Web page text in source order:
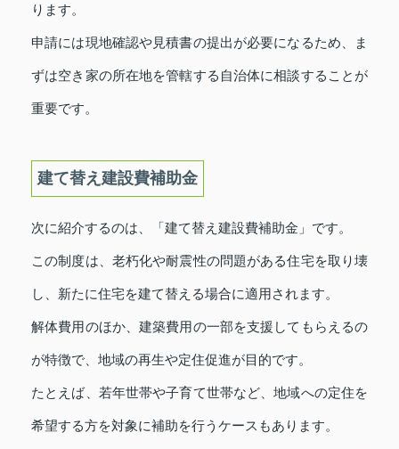
ります。
申請には現地確認や見積書の提出が必要になるため、ま
ずは空き家の所在地を管轄する自治体に相談することが
重要です。
建て替え建設費補助金
次に紹介するのは、「建て替え建設費補助金」です。
この制度は、老朽化や耐震性の問題がある住宅を取り壊
し、新たに住宅を建て替える場合に適用されます。
解体費用のほか、建築費用の一部を支援してもらえるの
が特徴で、地域の再生や定住促進が目的です。
たとえば、若年世帯や子育て世帯など、地域への定住を
希望する方を対象に補助を行うケースもあります。